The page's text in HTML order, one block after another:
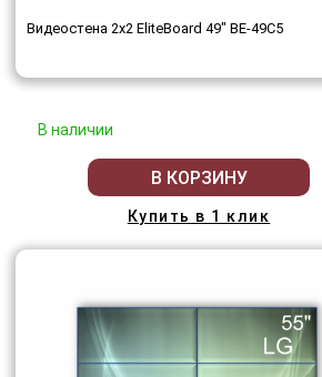
Видеостена 2x2 EliteBoard 49" BE-49C5
В наличии
В КОРЗИНУ
Купить в 1 клик